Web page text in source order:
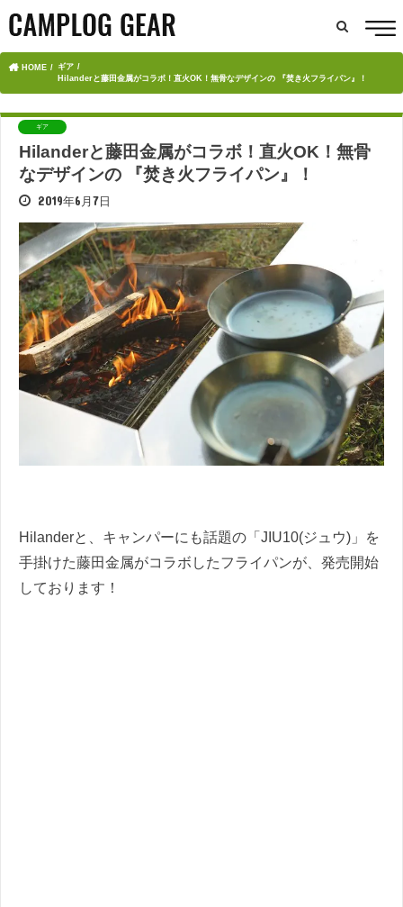
HOME
ギア
Hilanderと藤田金属がコラボ！直火OK！無骨なデザインの 『焚き火フライパン』！
ギア
Hilanderと藤田金属がコラボ！直火OK！無骨
なデザインの 『焚き火フライパン』！
2019年6月7日
Hilanderと、キャンパーにも話題の「JIU10(ジュウ)」を
手掛けた藤田金属がコラボしたフライパンが、発売開始
しております！